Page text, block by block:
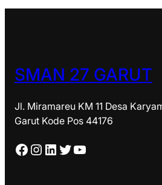
SMAN 27 GARUT
Jl. Miramareu KM 11 Desa
Garut Kode Pos 44176
Facebook Instagram LinkedIn Twitter YouTube